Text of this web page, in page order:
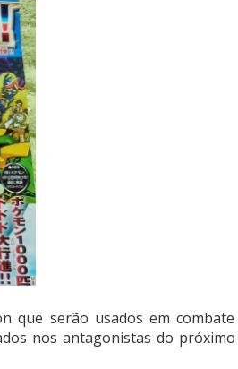
que serão usados em combate
nos antagonistas do próximo